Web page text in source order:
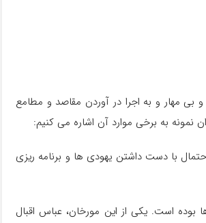
مهار و به اجرا در آوردن مقاصد و مطامع
به برخي موارد آن اشاره می كنيم:
با دست داشتن يهودي ها و برنامه ريزي
بوده است. يكي از اين مورخان، عباس اقبال